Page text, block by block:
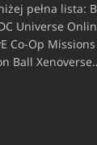
pełna lista:
Universe
Co-Op
Ball